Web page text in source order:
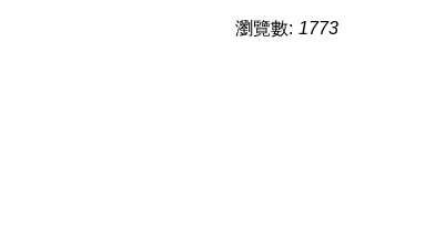
瀏覽數: 1773